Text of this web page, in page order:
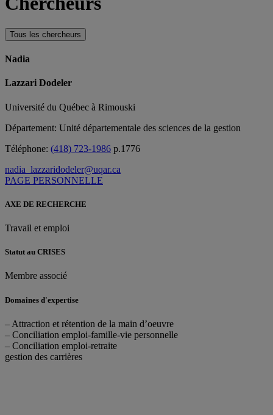
Tous les chercheurs
Nadia
Lazzari Dodeler
Université du Québec à Rimouski
Département: Unité départementale des sciences de la gestion
Téléphone: (418) 723-1986 p.1776
nadia_lazzaridodeler@uqar.ca
PAGE PERSONNELLE
AXE DE RECHERCHE
Travail et emploi
Statut au CRISES
Membre associé
Domaines d'expertise
– Attraction et rétention de la main d’oeuvre
– Conciliation emploi-famille-vie personnelle
– Conciliation emploi-retraite
gestion des carrières